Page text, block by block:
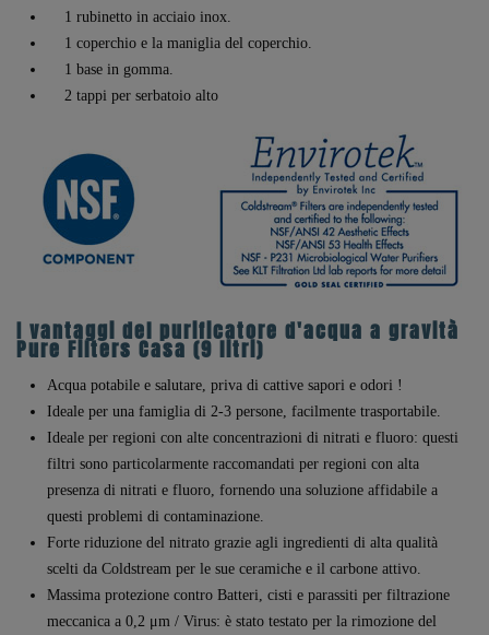
1 rubinetto in acciaio inox.
1 coperchio e la maniglia del coperchio.
1 base in gomma.
2 tappi per serbatoio alto
I vantaggi del purificatore d'acqua a gravità
Pure Filters Casa (9 litri)
Acqua potabile e salutare, priva di cattive sapori e odori !
Ideale per una famiglia di 2-3 persone, facilmente trasportabile.
Ideale per regioni con alte concentrazioni di nitrati e fluoro: questi
filtri sono particolarmente raccomandati per regioni con alta
presenza di nitrati e fluoro, fornendo una soluzione affidabile a
questi problemi di contaminazione.
Forte riduzione del nitrato grazie agli ingredienti di alta qualità
scelti da Coldstream per le sue ceramiche e il carbone attivo.
Massima protezione contro Batteri, cisti e parassiti per filtrazione
meccanica a 0,2 μm / Virus: è stato testato per la rimozione del